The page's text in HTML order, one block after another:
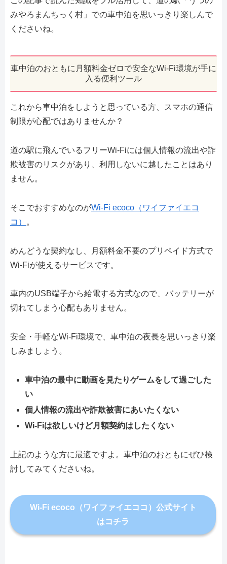
みやろまんちっく村」での車中泊を思いっきり楽しんで
くださいね。
車中泊のおともに月額料金ゼロで安全なWi-Fi環境が手に
入る便利ツール
これから車中泊をしようと思っている方、スマホの通信
制限が心配ではありませんか？
道の駅に飛んでいるフリーWi-Fiには個人情報の流出や詐
欺被害のリスクがあり、利用しないに越したことはあり
ません。
そこでおすすめなのがWi-Fi ecoco（ワイファイエコ
コ）
。
めんどうな契約なし、月額料金不要のプリペイド方式で
Wi-Fiが使えるサービスです。
車内のUSB端子から給電する方式なので、バッテリーが
切れてしまう心配もありません。
安全・手軽なWi-Fi環境で、車中泊の夜長を思いっきり楽
しみましょう。
車中泊の最中に動画を見たりゲームをして過ごした
い
個人情報の流出や詐欺被害にあいたくない
Wi-Fiは欲しいけど月額契約はしたくない
上記のような方に最適ですよ。車中泊のおともにぜひ検
討してみてくださいね。
Wi-Fi ecoco（ワイファイエココ）公式サイト
はコチラ